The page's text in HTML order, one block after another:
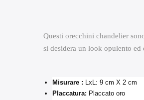
Questi orecchini chandelier
si desidera un look opulento ed
Misurare : LxL: 9 cm X 2 cm
Placcatura: Placcato oro